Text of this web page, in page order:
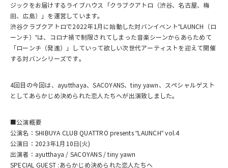
ジックをお届けするライブハウス「クラブクアトロ（渋谷、名古屋、梅
田、広島）」を運営しています。
渋谷クラブクアトロで2022年1月に始動した対バンイベント"LAUNCH（ロ
ーンチ）"は、コロナ禍で制限されてしまった音楽シーンからあらためて
「ローンチ（発進）」していって欲しい次世代アーティストを迎えて開催
する対バンシリーズです。
4回目の今回は、ayutthaya、SACOYANS、tiny yawn、スペシャルゲスト
としてあらかじめ決められた恋人たちへが出演致しました。
■公演概要
公演名：SHIBUYA CLUB QUATTRO presents "LAUNCH" vol.4
公演日：2023年1月10日(火)
出演者：ayutthaya / SACOYANS / tiny yawn
SPECIAL GUEST :あらかじめ決められた恋人たちへ